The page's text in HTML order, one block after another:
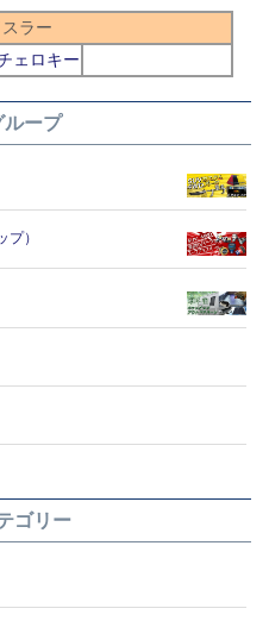
ラー
ェロキー
ループ
）
ゴリー